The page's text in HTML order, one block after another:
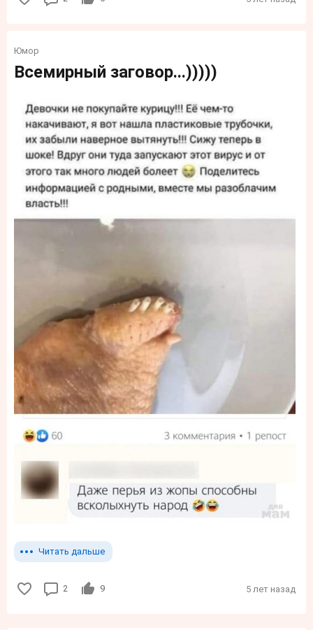
Юмор
Всемирный заговор...)))))
Читать дальше
2 9 5 лет назад